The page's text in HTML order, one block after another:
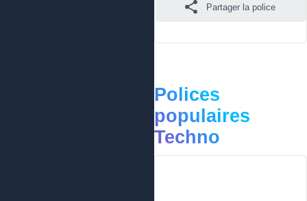
Partager la police
Polices
populaires
Techno